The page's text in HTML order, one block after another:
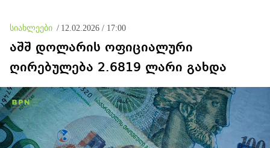
სიახლეები / 12.02.2026 / 17:00
აშშ დოლარის ოფიციალური
ღირებულება 2.6819 ლარი გახდა